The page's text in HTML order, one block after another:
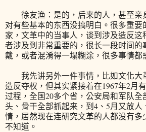
徐友渔：是的，后来的人，甚至亲
对有些基本的东西没搞明白。很多重
家，文革中的当事人，谈到涉及造反
者涉及到非常重要的，很长一段时间的
戴，或者混淆得一塌糊涂，很多事情都
我先讲另外一件事情，比如文化大
造反夺权，但其实紧接着在1967年2月
过程，全国20多个省，公安局和军队全
头、骨干全部抓起来，到4、5月又放人
情，居然现在连研究文革的人都没有多
不知道。